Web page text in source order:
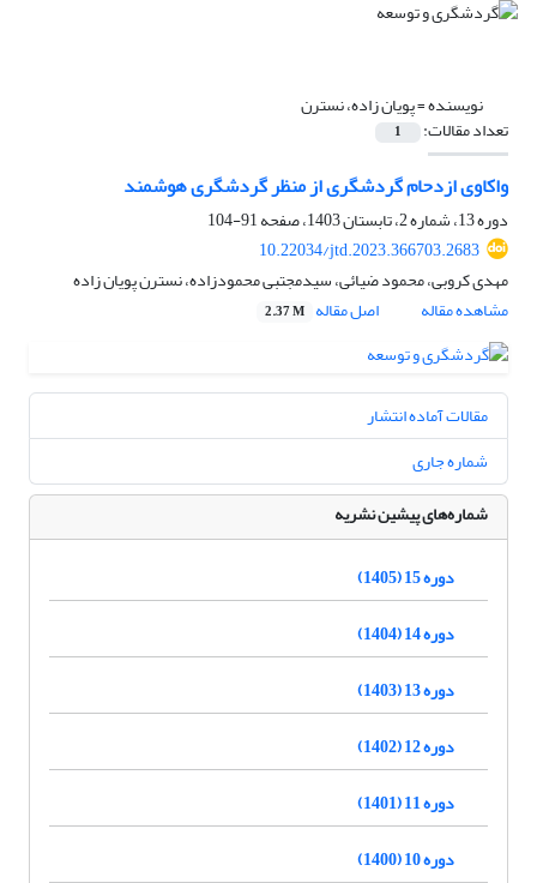
نویسنده =پویان زاده، نسترن
تعداد مقالات: 1
واکاوی ازدحام گردشگری از منظر گردشگری هوشمند
دوره 13، شماره 2، تابستان 1403، صفحه
91-104
10.22034/jtd.2023.366703.2683
مهدی کروبی، محمود ضیائی، سیدمجتبی محمودزاده، نسترن پویان زاده
مشاهده مقاله
اصل مقاله 2.37 M
مقالات آماده انتشار
شماره جاری
شماره‌های پیشین نشریه
دوره 15 (1405)
دوره 14 (1404)
دوره 13 (1403)
دوره 12 (1402)
دوره 11 (1401)
دوره 10 (1400)